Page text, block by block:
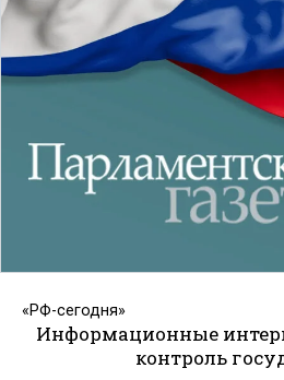
«РФ-сегодня»
Информационные
контроль